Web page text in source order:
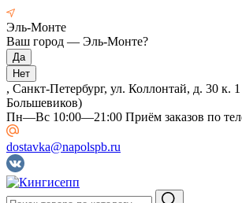
Эль-Монте
Ваш город — Эль-Монте?
, Санкт-Петербург, ул. Коллонтай, д. 30 к.
Большевиков)
Пн—Вс 10:00—21:00 Приём заказов по
dostavka@napolspb.ru